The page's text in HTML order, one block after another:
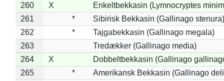
260
X
Enkeltbekkasin (Lymnocryptes
261
*
Sibirisk Bekkasin (Gallinago stenura)
262
*
Tajgabekkasin (Gallinago megala)
263
Tredækker (Gallinago media)
264
X
Dobbeltbekkasin (Gallinago
265
*
Amerikansk Bekkasin (Gallinago